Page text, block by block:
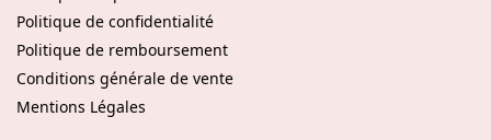
Politique de confidentialité
Politique de remboursement
Conditions générale de vente
Mentions Légales